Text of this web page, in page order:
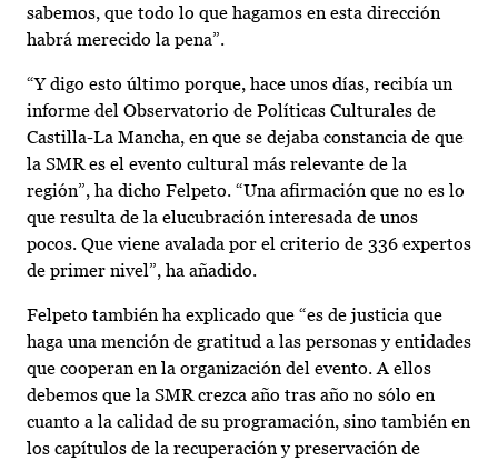
sabemos, que todo lo que hagamos en esta dirección
habrá merecido la pena”.
“Y digo esto último porque, hace unos días, recibía un
informe del Observatorio de Políticas Culturales de
Castilla-La Mancha, en que se dejaba constancia de que
la SMR es el evento cultural más relevante de la
región”, ha dicho Felpeto. “Una afirmación que no es lo
que resulta de la elucubración interesada de unos
pocos. Que viene avalada por el criterio de 336 expertos
de primer nivel”, ha añadido.
Felpeto también ha explicado que “es de justicia que
haga una mención de gratitud a las personas y entidades
que cooperan en la organización del evento. A ellos
debemos que la SMR crezca año tras año no sólo en
cuanto a la calidad de su programación, sino también en
los capítulos de la recuperación y preservación de